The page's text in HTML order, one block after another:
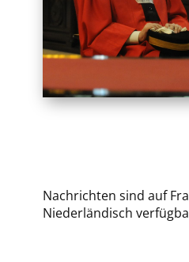
Nachrichten sind auf
Niederländisch